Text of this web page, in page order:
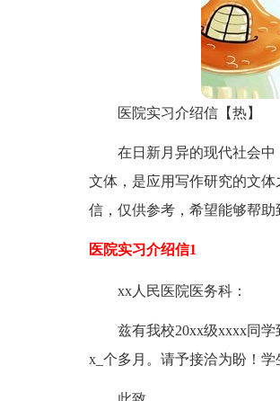
医院实习介绍信【热】
在日新月异的现代社会
文体，是应用写作研究的文
信，仅供参考，希望能够帮助
医院实习介绍信1
xx人民医院医务科：
兹有我校20xx级xxxx同
x_个多月。请予接洽为盼！